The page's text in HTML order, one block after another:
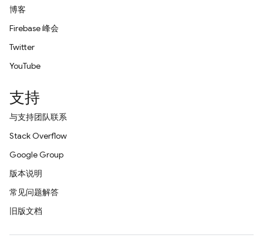
博客
Firebase 峰会
Twitter
YouTube
支持
与支持团队联系
Stack Overflow
Google Group
版本说明
常见问题解答
旧版文档